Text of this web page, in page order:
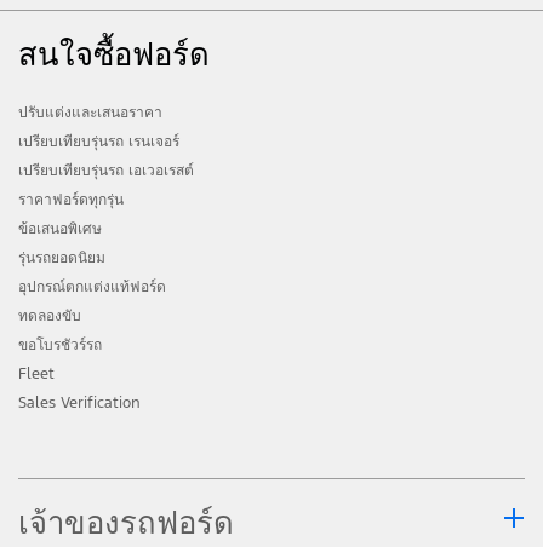
แตกต่างจากกรุ่นที่จำหน่ายในตลาดของท่าน
กรุณาเข้าชมที่โชว์รูมฟอร์ด หรือ
มาตรฐานและคุณสมบัติที่ถูกต้องครบถ้วน
ระบบช่วยเหลือโหมดการขับขี่ต่าง ๆ เป็นเพียง
ดังกล่าวอาจไม่ทำงานในบางสถานการณ์ ขึ้น
อยู่กับอัตราความเร็วของการขับขี่ ลักษณะการ
รายละเอียดและเงื่อนไขการทำงานของระบบ
การสตาร์ทรถระยะไกลควรปฏิบัติอย่าง
สนใจซื้อฟอร์ด
ปรับแต่งและเสนอราคา
เปรียบเทียบรุ่นรถ เรนเจอร์
เปรียบเทียบรุ่นรถ เอเวอเรสต์
ราคาฟอร์ดทุกรุ่น
ข้อเสนอพิเศษ
รุ่นรถยอดนิยม
อุปกรณ์ตกแต่งแท้ฟอร์ด
ทดลองขับ
ขอโบรชัวร์รถ
Fleet
Sales Verification
เจ้าของรถฟอร์ด